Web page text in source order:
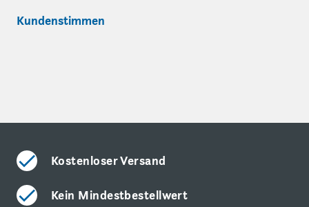
Kundenstimmen
Kostenloser Versand
Kein Mindestbestellwert